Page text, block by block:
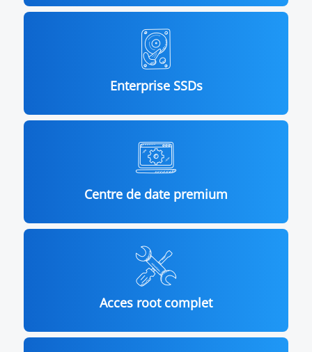
Enterprise SSDs
Centre de date premium
Acces root complet